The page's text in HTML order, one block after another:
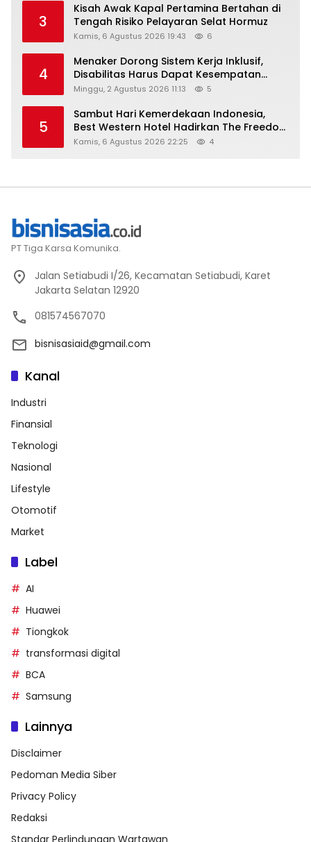
3
Kisah Awak Kapal Pertamina Bertahan di
Tengah Risiko Pelayaran Selat Hormuz
Kamis, 6 Agustus 2026 19:43 6
4
Menaker Dorong Sistem Kerja Inklusif,
Disabilitas Harus Dapat Kesempatan
Setara
Minggu, 2 Agustus 2026 11:13 5
5
Sambut Hari Kemerdekaan Indonesia,
Best Western Hotel Hadirkan The Freedom
Stay Diskon Hingga 45%
Kamis, 6 Agustus 2026 22:25 4
PT Tiga Karsa Komunika.
Jalan Setiabudi I/26, Kecamatan Setiabudi, Karet
Jakarta Selatan 12920
081574567070
bisnisasiaid@gmail.com
Kanal
Industri
Finansial
Teknologi
Nasional
Lifestyle
Otomotif
Market
Label
AI
Huawei
Tiongkok
transformasi digital
BCA
Samsung
Lainnya
Disclaimer
Pedoman Media Siber
Privacy Policy
Redaksi
Standar Perlindungan Wartawan